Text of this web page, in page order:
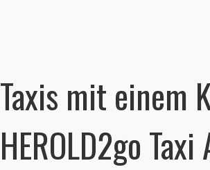
Taxis mit einem
HEROLD2go Taxi